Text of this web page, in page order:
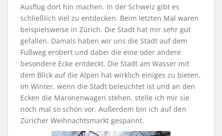
Ausflug dort hin machen. In der Schweiz gibt es
schließlich viel zu entdecken. Beim letzten Mal waren
beispielsweise in Zürich. Die Stadt hat mir sehr gut
gefallen. Damals haben wir uns die Stadt auf dem
Fußweg erobert und dabei die eine oder andere
besondere Ecke entdeckt. Die Stadt am Wasser mit
dem Blick auf die Alpen hat wirklich einiges zu bieten.
Im Winter, wenn die Stadt beleuchtet ist und an den
Ecken die Maronenwagen stehen, stelle ich mir sie
noch mal so schön vor. Außerdem bin ich auf den
Züricher Weihnachtsmarkt gespannt.